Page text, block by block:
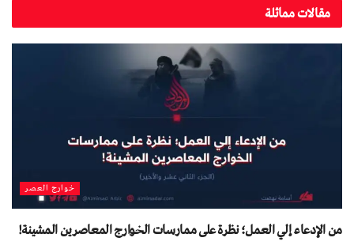
مقالات مماثلة
خوارج العصر
من الإدعاء إلي العمل؛ نظرة على ممارسات الخوارج المعاصرين المشينة!